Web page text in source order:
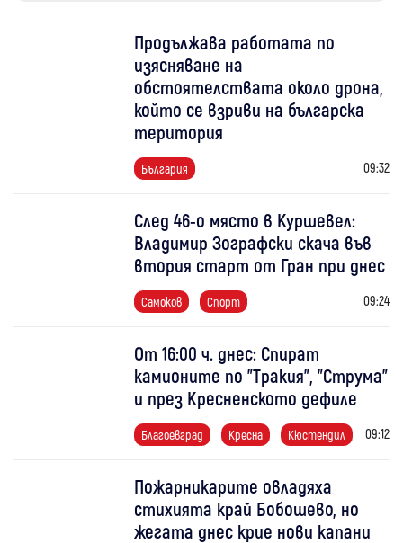
Продължава работата по
изясняване на
обстоятелствата около дрона,
който се взриви на българска
територия
България 09:32
След 46-о място в Куршевел:
Владимир Зографски скача във
втория старт от Гран при днес
Самоков Спорт 09:24
От 16:00 ч. днес: Спират
камионите по "Тракия", "Струма"
и през Кресненското дефиле
Благоевград Кресна Кюстендил 09:12
Пожарникарите овладяха
стихията край Бобошево, но
жегата днес крие нови капани